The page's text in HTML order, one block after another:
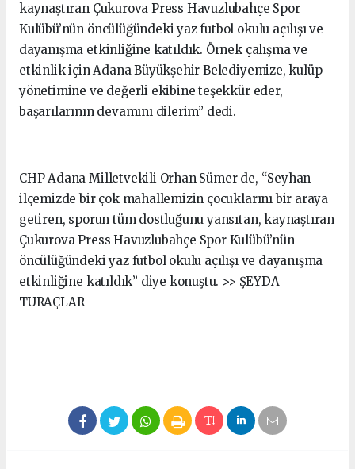
kaynaştıran Çukurova Press Havuzlubahçe Spor
Kulübü’nün öncülüğündeki yaz futbol okulu açılışı ve
dayanışma etkinliğine katıldık. Örnek çalışma ve
etkinlik için Adana Büyükşehir Belediyemize, kulüp
yönetimine ve değerli ekibine teşekkür eder,
başarılarının devamını dilerim” dedi.
CHP Adana Milletvekili Orhan Sümer de, “Seyhan
ilçemizde bir çok mahallemizin çocuklarını bir araya
getiren, sporun tüm dostluğunu yansıtan, kaynaştıran
Çukurova Press Havuzlubahçe Spor Kulübü’nün
öncülüğündeki yaz futbol okulu açılışı ve dayanışma
etkinliğine katıldık” diye konuştu. >> ŞEYDA
TURAÇLAR